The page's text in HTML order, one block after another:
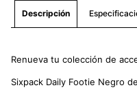
Descripción
Renueva tu colección de
Sixpack Daily Footie Negro